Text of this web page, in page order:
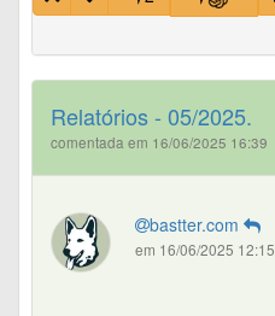
Relatórios - 05/2025.
comentada em 16/06/2025 16:39
bastter.com
em 16/06/2025 12:15